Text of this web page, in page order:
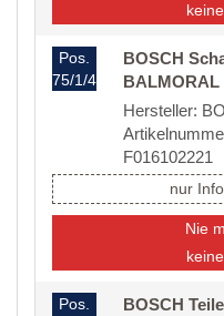
Pos.
75/1/40/08
BOSCH
BALMORAL
Hersteller:
F016102221
nur
Nie
Pos.
BOSCH